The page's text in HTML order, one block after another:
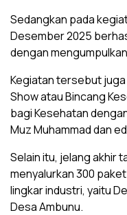
‎Sedangkan pada
Desember 2025
dengan
‎Kegiatan tersebut
Show atau Bincang
bagi Kesehatan
Muz Muhammad dan
‎Selain itu, jelang akhir
menyalurkan 300
lingkar industri, yaitu
Desa Ambunu.